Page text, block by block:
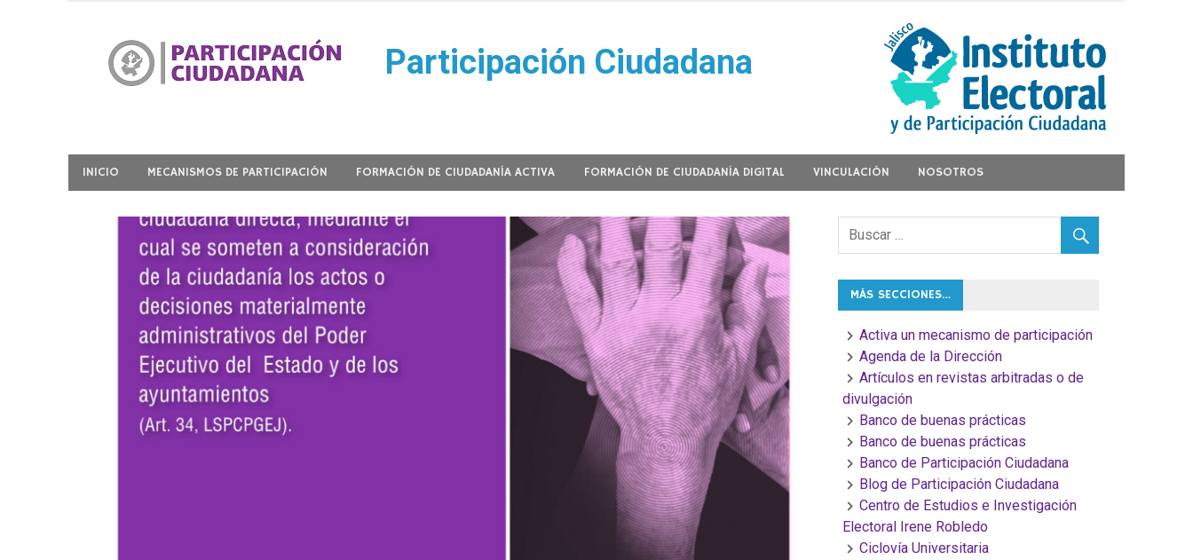
contenido
Participación Ciudadana
INICIO MECANISMOS DE PARTICIPACIÓN FORMACIÓN DE CIUDADANÍA ACTIVA FORMACIÓN DE CIUDADANÍA DIGITAL VINCULACIÓN NOSOTROS
MÁS SECCIONES…
Activa un mecanismo de participación
Agenda de la Dirección
Artículos en revistas arbitradas o de
divulgación
Banco de buenas prácticas
Banco de buenas prácticas
Banco de Participación Ciudadana
Blog de Participación Ciudadana
Centro de Estudios e Investigación
Electoral Irene Robledo
Ciclovía Universitaria